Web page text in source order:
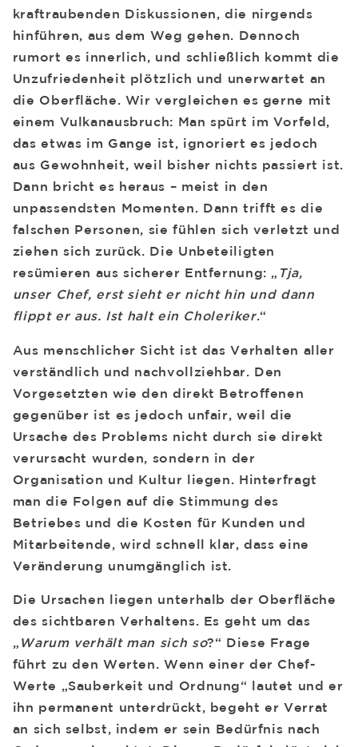
kraftraubenden Diskussionen, die nirgends
hinführen, aus dem Weg gehen. Dennoch
rumort es innerlich, und schließlich kommt die
Unzufriedenheit plötzlich und unerwartet an
die Oberfläche. Wir vergleichen es gerne mit
einem Vulkanausbruch: Man spürt im Vorfeld,
das etwas im Gange ist, ignoriert es jedoch
aus Gewohnheit, weil bisher nichts passiert ist.
Dann bricht es heraus – meist in den
unpassendsten Momenten. Dann trifft es die
falschen Personen, sie fühlen sich verletzt und
ziehen sich zurück. Die Unbeteiligten
resümieren aus sicherer Entfernung: „ Tja,
unser Chef, erst sieht er nicht hin und dann
flippt er aus. Ist halt ein Choleriker.“
Aus menschlicher Sicht ist das Verhalten aller
verständlich und nachvollziehbar. Den
Vorgesetzten wie den direkt Betroffenen
gegenüber ist es jedoch unfair, weil die
Ursache des Problems nicht durch sie direkt
verursacht wurden, sondern in der
Organisation und Kultur liegen. Hinterfragt
man die Folgen auf die Stimmung des
Betriebes und die Kosten für Kunden und
Mitarbeitende, wird schnell klar, dass eine
Veränderung unumgänglich ist.
Die Ursachen liegen unterhalb der Oberfläche
des sichtbaren Verhaltens. Es geht um das
„ Warum verhält man sich so?“ Diese Frage
führt zu den Werten. Wenn einer der Chef-
Werte „Sauberkeit und Ordnung“ lautet und er
ihn permanent unterdrückt, begeht er Verrat
an sich selbst, indem er sein Bedürfnis nach